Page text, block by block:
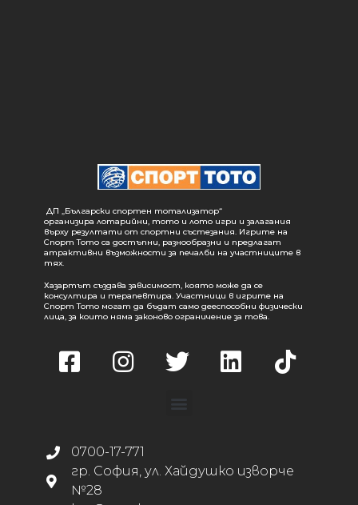
ДП „Български спортен тотализатор“
организира лотарийни, тото и лото игри и залагания
върху резултати от спортни състезания. Игрите на
Спорт Тото са достъпни, разнообразни и предлагат
атрактивни възможности за печалби на участниците в
тях.
Хазартът създава зависимост, която може да се
консултира и терапевтира. Участници в игрите на
Спорт Тото могат да бъдат само дееспособни физически
лица, за които няма законово ограничение за това.
0700-17-771
гр. София, ул. Хайдушко изворче
№28